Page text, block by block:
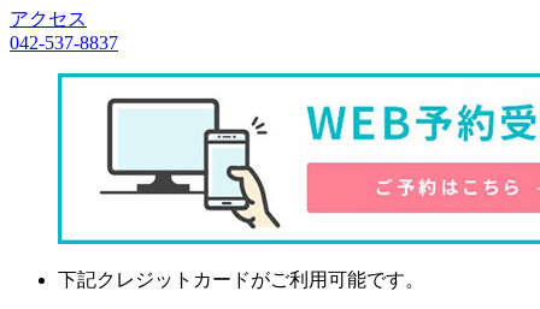
アクセス
042-537-8837
下記クレジットカードがご利用可能です。